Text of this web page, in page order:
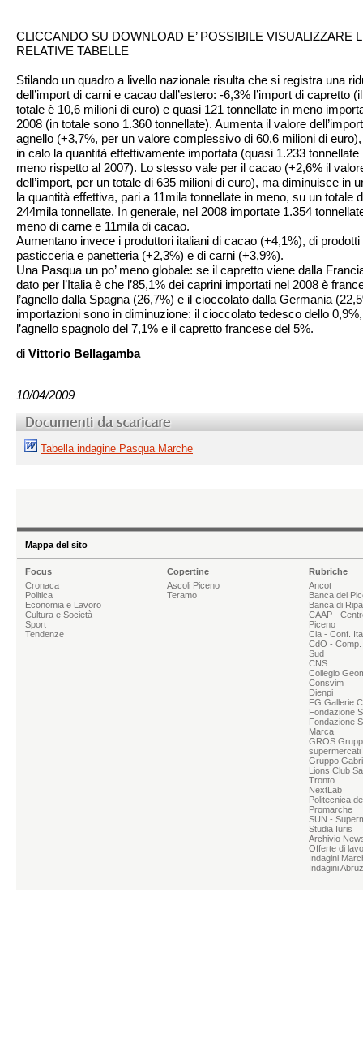
CLICCANDO SU DOWNLOAD E’ POSSIBILE VISUALIZZARE
RELATIVE TABELLE
Stilando un quadro a livello nazionale risulta che si registra una
dell’import di carni e cacao dall’estero: -6,3% l’import di capretto
totale è 10,6 milioni di euro) e quasi 121 tonnellate in meno
2008 (in totale sono 1.360 tonnellate). Aumenta il valore
agnello (+3,7%, per un valore complessivo di 60,6 milioni di
in calo la quantità effettivamente importata (quasi 1.233 tonnellate
meno rispetto al 2007). Lo stesso vale per il cacao (+2,6% il
dell’import, per un totale di 635 milioni di euro), ma diminuisce in
la quantità effettiva, pari a 11mila tonnellate in meno, su un totale
244mila tonnellate. In generale, nel 2008 importate 1.354
meno di carne e 11mila di cacao.
Aumentano invece i produttori italiani di cacao (+4,1%), di prodotti
pasticceria e panetteria (+2,3%) e di carni (+3,9%).
Una Pasqua un po’ meno globale: se il capretto viene dalla
dato per l’Italia è che l’85,1% dei caprini importati nel 2008 è
l’agnello dalla Spagna (26,7%) e il cioccolato dalla Germania
importazioni sono in diminuzione: il cioccolato tedesco dello 0,9%,
l’agnello spagnolo del 7,1% e il capretto francese del 5%.
di Vittorio Bellagamba
10/04/2009
Tabella indagine Pasqua Marche
Mappa del sito
Focus
Cronaca
Politica
Economia e Lavoro
Cultura e Società
Sport
Tendenze
Copertine
Ascoli Piceno
Teramo
Rubriche
Ancot
Banca del
Banca di
CAAP -
Piceno
Cia - Conf.
CdO -
Sud
CNS
Collegio
Consvim
Dienpi
FG Gallerie
Fondazione
Fondazione
Marca
GROS
supermercati
Gruppo
Lions Club
Tronto
NextLab
Politecnica
Promarche
SUN -
Studia Iuris
Archivio
Offerte di
Indagini
Indagini